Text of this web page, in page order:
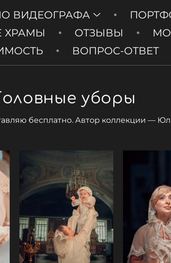
ВИДЕОГРАФА
ХРАМЫ
ОТЗЫВЫ
ВОПРОС-ОТВЕТ
уборы
бесплатно. Автор коллекции —